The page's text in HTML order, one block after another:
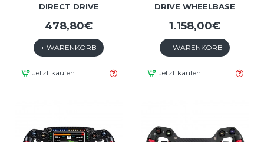
DIRECT DRIVE
478,80€
+ WARENKORB
Jetzt kaufen
DRIVE WHEELBASE
1.158,00€
+ WARENKORB
Jetzt kaufen